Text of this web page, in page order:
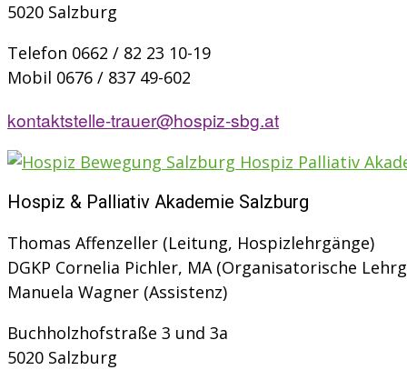
5020 Salzburg
Telefon 0662 / 82 23 10-19
Mobil 0676 / 837 49-602
kontaktstelle-trauer@hospiz-sbg.at
Hospiz & Palliativ Akademie Salzburg
Thomas Affenzeller (Leitung, Hospizlehrgänge)
DGKP Cornelia Pichler, MA (Organisatorische
Manuela Wagner (Assistenz)
Buchholzhofstraße 3 und 3a
5020 Salzburg